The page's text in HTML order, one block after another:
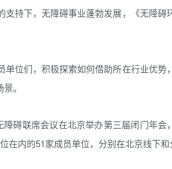
支持下，无障碍事业蓬勃发展，《无障
单位们，积极探索如何借助所在行业优
。
碍联席会议在北京举办第三届闭门年会
在内的51家成员单位，分别在北京线下和